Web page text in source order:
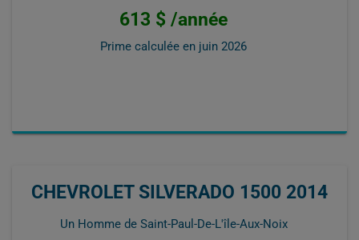
613 $ /année
Prime calculée en juin 2026
CHEVROLET SILVERADO 1500 2014
Un Homme de Saint-Paul-De-L'île-Aux-Noix